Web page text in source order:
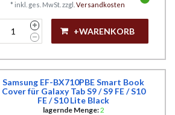
* inkl. ges. MwSt. zzgl. Versandkosten
+WARENKORB
Samsung EF-BX710PBE Smart Book
Cover für Galaxy Tab S9 / S9 FE / S10
FE / S10 Lite Black
lagernde Menge:2